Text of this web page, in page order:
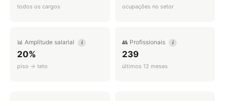
todos os cargos ocupações no setor
📊 Amplitude salarial i
20%
piso → teto
👥 Profissionais i
239
últimos 12 meses